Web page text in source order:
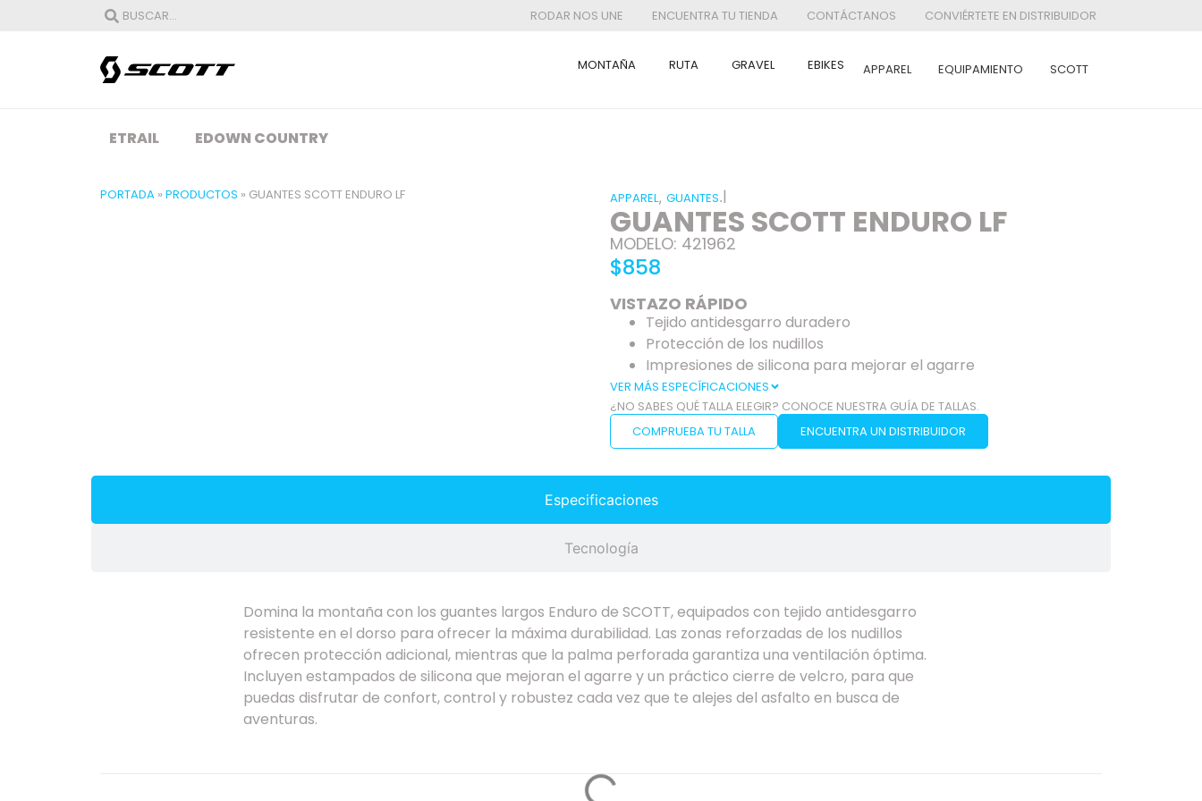
RODAR NOS UNE ENCUENTRA TU TIENDA CONTÁCTANOS CONVIÉRTETE EN DISTRIBUIDOR
MONTAÑA RUTA GRAVEL EBIKES APPAREL EQUIPAMIENTO SCOTT
ETRAIL EDOWN COUNTRY
PORTADA » PRODUCTOS » GUANTES SCOTT ENDURO LF APPAREL, GUANTES.|
GUANTES SCOTT ENDURO LF
MODELO: 421962
$858
VISTAZO RÁPIDO
Tejido antidesgarro duradero
Protección de los nudillos
Impresiones de silicona para mejorar el agarre
VER MÁS ESPECÍFICACIONES
¿NO SABES QUÉ TALLA ELEGIR? CONOCE NUESTRA GUÍA DE TALLAS.
COMPRUEBA TU TALLA
ENCUENTRA UN DISTRIBUIDOR
Especificaciones
Tecnología
Domina la montaña con los guantes largos Enduro de SCOTT, equipados con tejido antidesgarro
resistente en el dorso para ofrecer la máxima durabilidad. Las zonas reforzadas de los nudillos
ofrecen protección adicional, mientras que la palma perforada garantiza una ventilación óptima.
Incluyen estampados de silicona que mejoran el agarre y un práctico cierre de velcro, para que
puedas disfrutar de confort, control y robustez cada vez que te alejes del asfalto en busca de
aventuras.